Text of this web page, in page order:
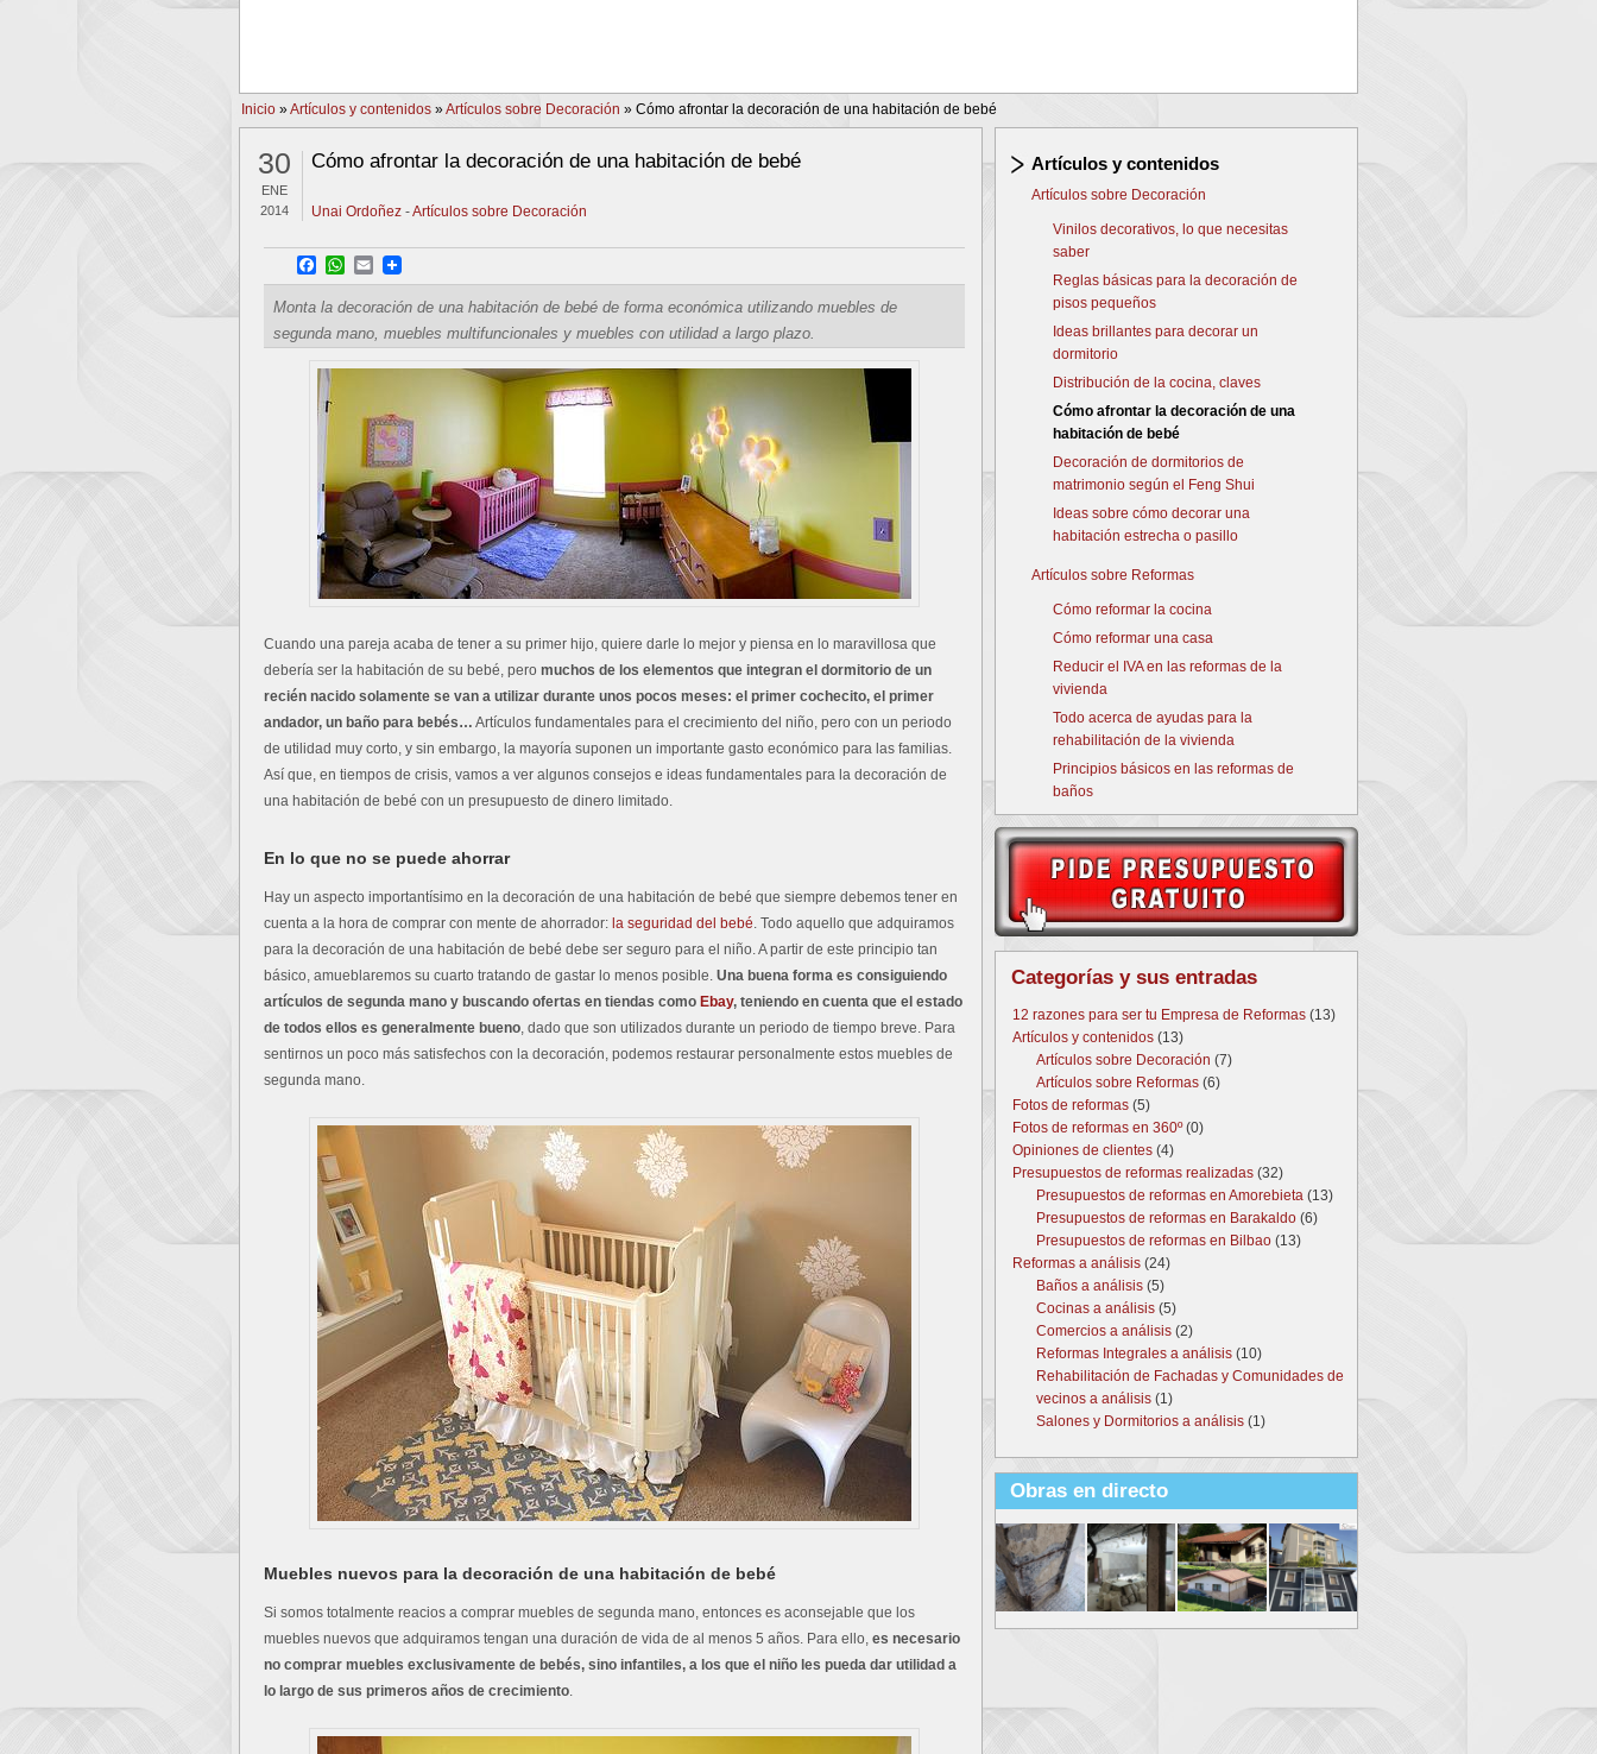
Inicio »Artículos y contenidos »Artículos sobre Decoración » Cómo afrontar la decoración de una habitación de bebé
30
ENE
2014
Cómo afrontar la decoración de una habitación de bebé
Unai Ordoñez -Artículos sobre Decoración
Facebook
WhatsApp
Email
Monta la decoración de una habitación de bebé de forma económica utilizando muebles de
segunda mano, muebles multifuncionales y muebles con utilidad a largo plazo.
Cuando una pareja acaba de tener a su primer hijo, quiere darle lo mejor y piensa en lo maravillosa que
debería ser la habitación de su bebé, pero muchos de los elementos que integran el dormitorio de un
recién nacido solamente se van a utilizar durante unos pocos meses: el primer cochecito, el primer
andador, un baño para bebés… Artículos fundamentales para el crecimiento del niño, pero con un periodo
de utilidad muy corto, y sin embargo, la mayoría suponen un importante gasto económico para las familias.
Así que, en tiempos de crisis, vamos a ver algunos consejos e ideas fundamentales para la decoración de
una habitación de bebé con un presupuesto de dinero limitado.
En lo que no se puede ahorrar
Hay un aspecto importantísimo en la decoración de una habitación de bebé que siempre debemos tener en
cuenta a la hora de comprar con mente de ahorrador: la seguridad del bebé. Todo aquello que adquiramos
para la decoración de una habitación de bebé debe ser seguro para el niño. A partir de este principio tan
básico, amueblaremos su cuarto tratando de gastar lo menos posible. Una buena forma es consiguiendo
artículos de segunda mano y buscando ofertas en tiendas como Ebay, teniendo en cuenta que el estado
de todos ellos es generalmente bueno, dado que son utilizados durante un periodo de tiempo breve. Para
sentirnos un poco más satisfechos con la decoración, podemos restaurar personalmente estos muebles de
segunda mano.
Muebles nuevos para la decoración de una habitación de bebé
Si somos totalmente reacios a comprar muebles de segunda mano, entonces es aconsejable que los
muebles nuevos que adquiramos tengan una duración de vida de al menos 5 años. Para ello, es necesario
no comprar muebles exclusivamente de bebés, sino infantiles, a los que el niño les pueda dar utilidad a
lo largo de sus primeros años de crecimiento.
Artículos y contenidos
Artículos sobre Decoración
Vinilos decorativos, lo que necesitas
saber
Reglas básicas para la decoración de
pisos pequeños
Ideas brillantes para decorar un
dormitorio
Distribución de la cocina, claves
Cómo afrontar la decoración de una
habitación de bebé
Decoración de dormitorios de
matrimonio según el Feng Shui
Ideas sobre cómo decorar una
habitación estrecha o pasillo
Artículos sobre Reformas
Cómo reformar la cocina
Cómo reformar una casa
Reducir el IVA en las reformas de la
vivienda
Todo acerca de ayudas para la
rehabilitación de la vivienda
Principios básicos en las reformas de
baños
Categorías y sus entradas
12 razones para ser tu Empresa de Reformas (13)
Artículos y contenidos (13)
Artículos sobre Decoración (7)
Artículos sobre Reformas (6)
Fotos de reformas (5)
Fotos de reformas en 360º(0)
Opiniones de clientes (4)
Presupuestos de reformas realizadas (32)
Presupuestos de reformas en Amorebieta (13)
Presupuestos de reformas en Barakaldo (6)
Presupuestos de reformas en Bilbao (13)
Reformas a análisis (24)
Baños a análisis (5)
Cocinas a análisis (5)
Comercios a análisis (2)
Reformas Integrales a análisis (10)
Rehabilitación de Fachadas y Comunidades de
vecinos a análisis (1)
Salones y Dormitorios a análisis (1)
Obras en directo